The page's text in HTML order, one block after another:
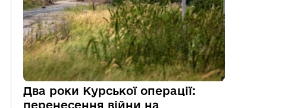
Два роки Курської операції:
перенесення війни на